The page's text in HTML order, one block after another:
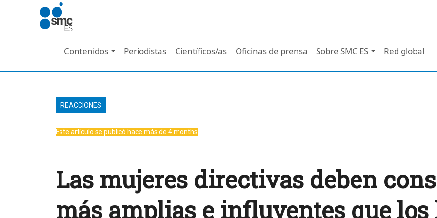
Pasar al contenido principal
Navegación principal - Header
Contenidos Periodistas Científicos/as Oficinas de prensa Sobre SMC ES Red global
REACCIONES
Este artículo se publicó hace más de 4 months
Las mujeres directivas deben
más amplias e influyentes que los